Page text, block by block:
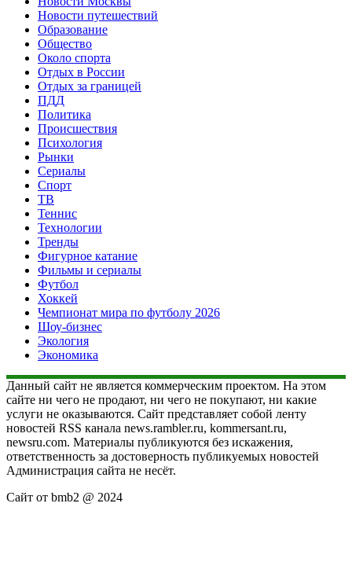
Новости путешествий
Образование
Общество
Около спорта
Отдых в России
Отдых за границей
ПДД
Политика
Происшествия
Психология
Рынки
Сериалы
Спорт
ТВ
Теннис
Технологии
Тренды
Фигурное катание
Фильмы и сериалы
Футбол
Хоккей
Чемпионат мира по футболу 2026
Шоу-бизнес
Экология
Экономика
Данный сайт не является коммерческим проектом. На этом
сайте ни чего не продают, ни чего не покупают, ни какие
услуги не оказываются. Сайт представляет собой ленту
новостей RSS канала news.rambler.ru, kommersant.ru,
newsru.com. Материалы публикуются без искажения,
ответственность за достоверность публикуемых новостей
Администрация сайта не несёт.
Сайт от bmb2 @ 2024